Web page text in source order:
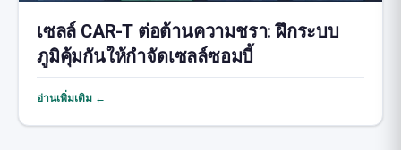
เซลล์ CAR-T ต่อต้านความชรา: ฝึกระบบ
ภูมิคุ้มกันให้กำจัดเซลล์ซอมบี้
อ่านเพิ่มเติม ←